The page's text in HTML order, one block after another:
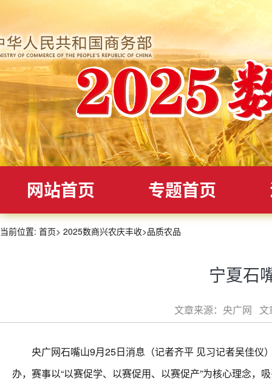
网站首页 专题首页
当前位置: 首页> 2025数商兴农庆丰收>品质农品
宁夏石
文章来源：央广网
央广网石嘴山9月25日消息（记者齐平 见习记者吴佳仪）
办，赛事以“以赛促学、以赛促用、以赛促产”为核心理念，